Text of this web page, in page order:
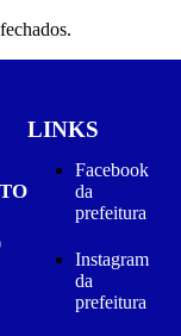
LINKS
Facebook
da
prefeitura
Instagram
da
prefeitura